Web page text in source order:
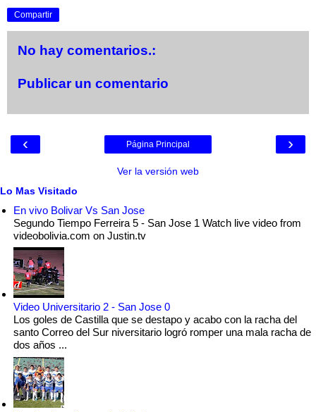
Compartir
No hay comentarios.:
Publicar un comentario
‹ ›
Página Principal
Ver la versión web
Lo Mas Visitado
En vivo Bolivar Vs San Jose
Segundo Tiempo Ferreira 5 - San Jose 1 Watch live video from
videobolivia.com on Justin.tv
Video Universitario 2 - San Jose 0
Los goles de Castilla que se destapo y acabo con la racha del
santo Correo del Sur niversitario logró romper una mala racha de
dos años ...